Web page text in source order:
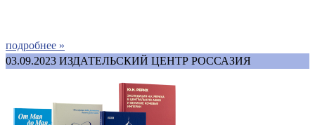
подробнее »
03.09.2023 ИЗДАТЕЛЬСКИЙ ЦЕНТР РОССАЗИЯ